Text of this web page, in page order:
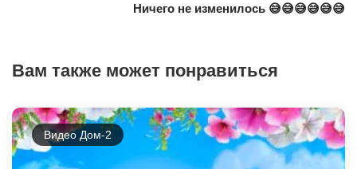
Ничего не изменилось 😅😅😅😅😅😅
Вам также может понравиться
Видео Дом-2